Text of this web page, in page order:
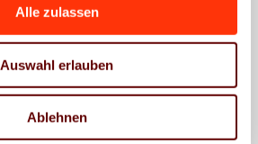
Alle zulassen
Auswahl erlauben
Ablehnen
Philipp von Trotha
Geschäftsführer ∙
trotha@vdmno.de